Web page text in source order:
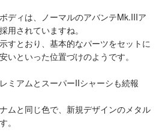
ディは、ノーマルのアバンテMk.IIIア
用されていますね。
すとおり、基本的なパーツをセットに
いといった位置づけのようです。
ミアムとスーパーIIシャーシも続報
ムと同じ色で、新規デザインのメタル
。